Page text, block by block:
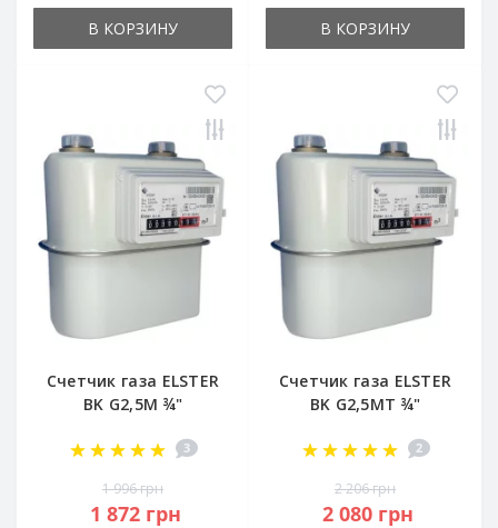
В КОРЗИНУ В КОРЗИНУ
Счетчик газа ELSTER
BK G2,5M ¾"
3
1 996 грн
1 872 грн
Счетчик газа ELSTER
BK G2,5MT ¾"
2
2 206 грн
2 080 грн